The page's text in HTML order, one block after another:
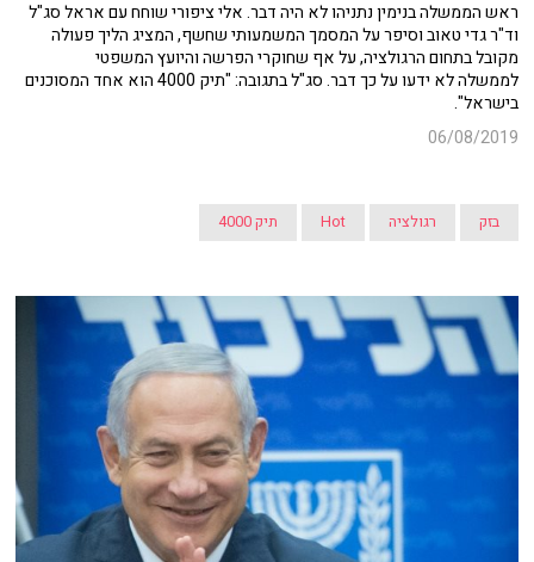
ראש הממשלה בנימין נתניהו לא היה דבר. אלי ציפורי שוחח עם אראל סג"ל
וד"ר גדי טאוב וסיפר על המסמך המשמעותי שחשף, המציג הליך פעולה
מקובל בתחום הרגולציה, על אף שחוקרי הפרשה והיועץ המשפטי
לממשלה לא ידעו על כך דבר. סג"ל בתגובה: "תיק 4000 הוא אחד המסוכנים
בישראל".
06/08/2019
בזק רגולציה Hot תיק 4000